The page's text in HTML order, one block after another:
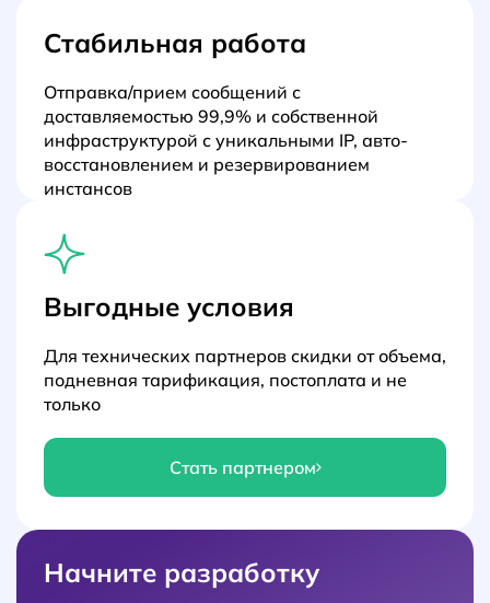
Стабильная работа
Отправка/прием сообщений с
доставляемостью 99,9% и собственной
инфраструктурой с уникальными IP, авто-
восстановлением и резервированием
инстансов
Выгодные условия
Для технических партнеров скидки от объема,
подневная тарификация, постоплата и не
только
Стать партнером
Начните разработку